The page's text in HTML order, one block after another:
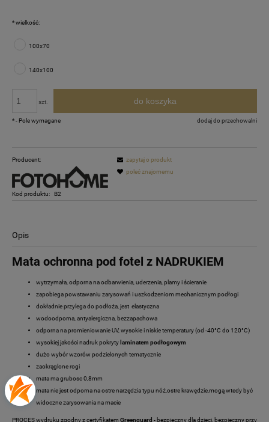
*wielkość:
100x70
140x100
szt. do koszyka
dodaj do przechowalni
*- Pole wymagane
Producent:
Kod produktu: B2
zapytaj o produkt
poleć znajomemu
Opis
Mata ochronna pod fotel z NADRUKIEM
wytrzymała, odporna na odbarwienia, uderzenia, plamy i ścieranie
zapobiega powstawaniu zarysowań i uszkodzeniom mechanicznym podłogi
dokładnie przylega do podłoża, jest elastyczna
wodoodporna, antyalergiczna, bezzapachowa
odporna na promieniowanie UV, wysokie i niskie temperatury (od -40°C do 120°C)
wysokiej jakości nadruk pokryty laminatem podłogowym
dużo wybór wzorów podzielonych tematycznie
zaokrąglone rogi
mata ma grubosc 0,8mm
mata nie jest odporna na ostre narzędzia typu nóż,ostre krawędzie,mogą wtedy być
widoczne zarysowania na macie
PROCES wydruku zgodny z certyfikatem Greenguard - bezpieczny dla dzieci, bezpieczny przy